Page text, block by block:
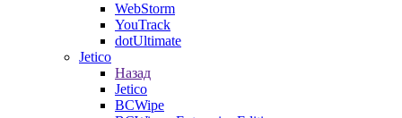
WebStorm
YouTrack
dotUltimate
Jetico
Назад
Jetico
BCWipe